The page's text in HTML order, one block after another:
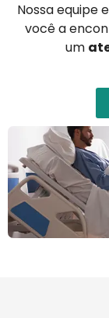
Nossa equipe
você a
um